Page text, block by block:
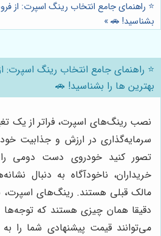
⭐️ راهنمای جامع انتخاب رینگ اسپرت: از
بشناسید! 🚗»
⭐️ راهنمای جامع انتخاب رینگ
بهترین ها را بشناسید! 🚗
نصب رینگ‌های اسپرت، فراتر از یک
سرمایه‌گذاری در ارزش و جذابیت
تصور کنید خودروی دست دومی را
خریداران، ناخودآگاه به دنبال
مالک قبلی هستند. رینگ‌های
دقیقا همان چیزی هستند که
می‌توانند قیمت پیشنهادی شما را